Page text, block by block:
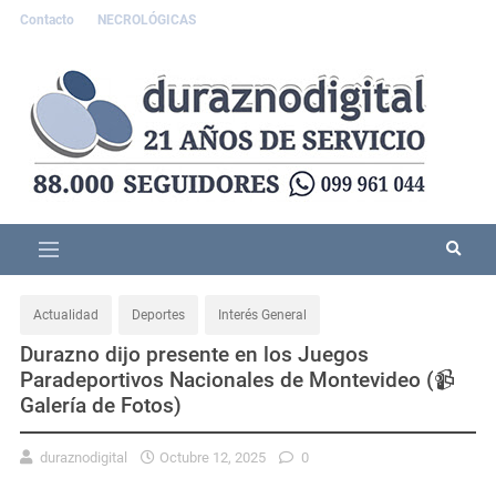
Contacto NECROLÓGICAS
Actualidad Deportes Interés General
Durazno dijo presente en los Juegos
Paradeportivos Nacionales de Montevideo (📹
Galería de Fotos)
duraznodigital Octubre 12, 2025 0